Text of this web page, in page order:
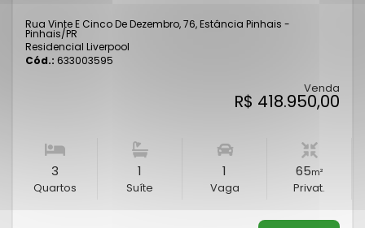
Rua Vinte E Cinco De Dezembro, 76, Estância Pinhais -
Pinhais/PR
Residencial Liverpool
Cód.: 633003595
Venda
R$ 418.950,00
3
Quartos
1
Suíte
1
Vaga
65m²
Privat.